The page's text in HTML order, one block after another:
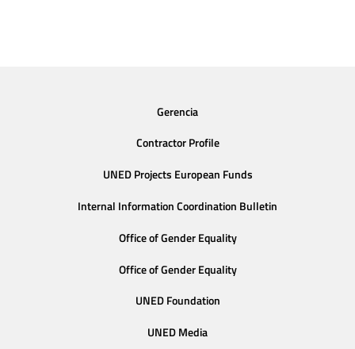
Gerencia
Contractor Profile
UNED Projects European Funds
Internal Information Coordination Bulletin
Office of Gender Equality
Office of Gender Equality
UNED Foundation
UNED Media